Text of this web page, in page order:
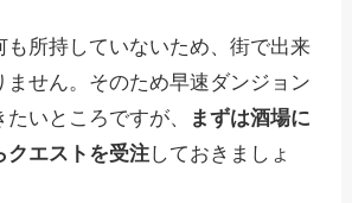
も所持していないため、街で出来
ません。そのため早速ダンジョン
いところですが、
まずは酒場に
クエストを受注しておきましょ